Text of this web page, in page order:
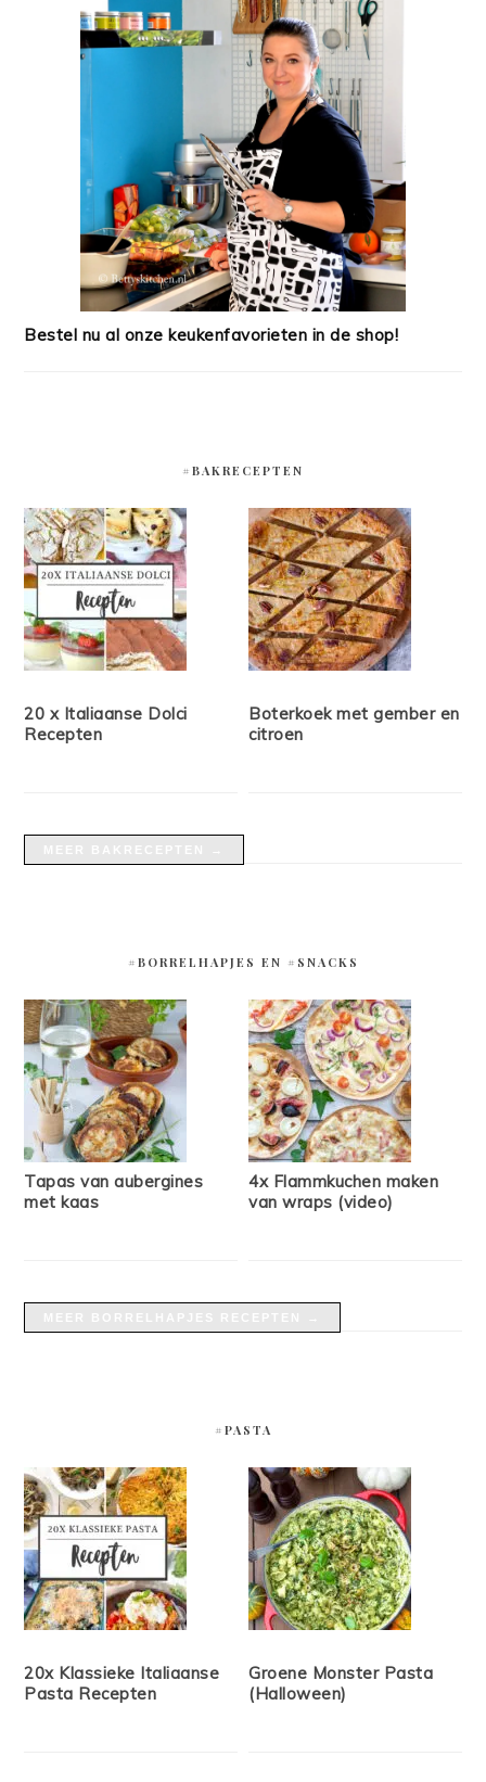
Bestel nu al onze keukenfavorieten in de shop!
#BAKRECEPTEN
20 x Italiaanse Dolci
Recepten
Boterkoek met gember en
citroen
#BORRELHAPJES EN #SNACKS
Tapas van aubergines
met kaas
4x Flammkuchen maken
van wraps (video)
#PASTA
20x Klassieke Italiaanse
Pasta Recepten
Groene Monster Pasta
(Halloween)